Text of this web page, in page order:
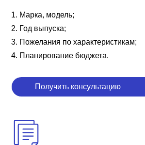
Марка, модель;
Год выпуска;
Пожелания по характеристикам;
Планирование бюджета.
Получить консультацию